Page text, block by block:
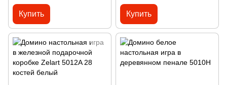
Купить Купить